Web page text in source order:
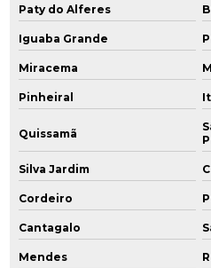
Investigação confirmatória de
Investigação detalhada
Investigação detalhada passivo
Monitoramento de água
Monitoramento ambiental
Monitoramento ambiental
Paty do Alferes
Iguaba Grande
Miracema
Pinheiral
Quissamã
Silva Jardim
Cordeiro
Cantagalo
Mendes